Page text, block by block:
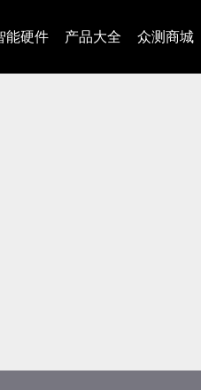
能硬件 产品大全 众测商城